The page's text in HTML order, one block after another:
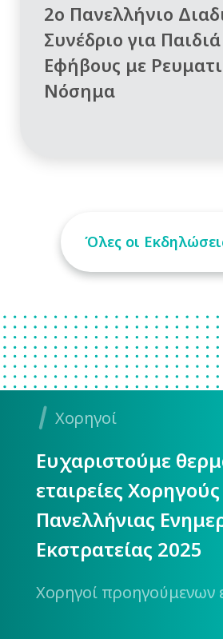
2ο Πανελλήνιο
Συνέδριο για
Εφήβους με
Νόσημα
Όλες οι
Χορηγοί
Ευχαριστούμε
εταιρείες
Πανελλήνιας
Εκστρατείας 2025
Χορηγοί προηγούμενων